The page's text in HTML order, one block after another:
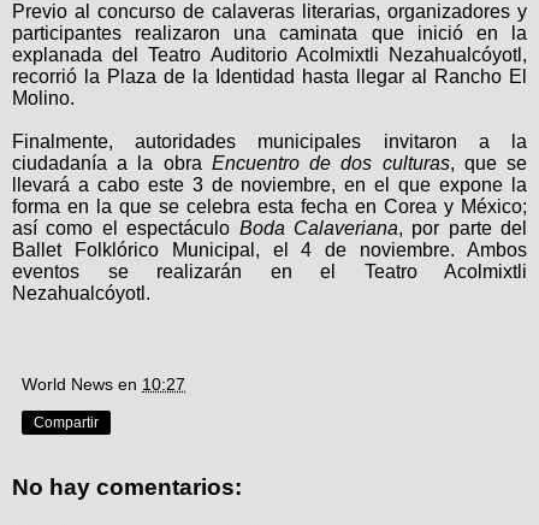
Previo al concurso de calaveras literarias, organizadores y
participantes realizaron una caminata que inició en la
explanada del Teatro Auditorio Acolmixtli Nezahualcóyotl,
recorrió la Plaza de la Identidad hasta llegar al Rancho El
Molino.
Finalmente, autoridades municipales invitaron a la
ciudadanía a la obra Encuentro de dos culturas, que se
llevará a cabo este 3 de noviembre, en el que expone la
forma en la que se celebra esta fecha en Corea y México;
así como el espectáculo Boda Calaveriana, por parte del
Ballet Folklórico Municipal, el 4 de noviembre. Ambos
eventos se realizarán en el Teatro Acolmixtli
Nezahualcóyotl.
World News en 10:27
Compartir
No hay comentarios: